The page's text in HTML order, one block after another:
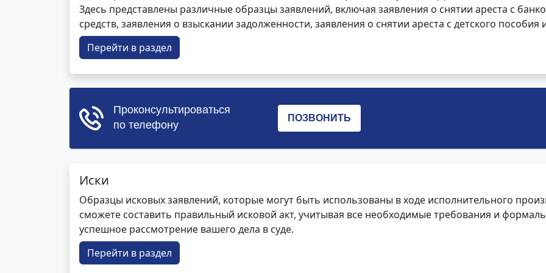
Здесь представлены различные образцы заявлений, включая заявления о снятии ареста с
средств, заявления о взыскании задолженности, заявления о снятии ареста с детского пособия
Перейти в раздел
Иски
Образцы исковых заявлений, которые могут быть использованы в ходе исполнительного
сможете составить правильный исковой акт, учитывая все необходимые требования и
успешное рассмотрение вашего дела в суде.
Перейти в раздел